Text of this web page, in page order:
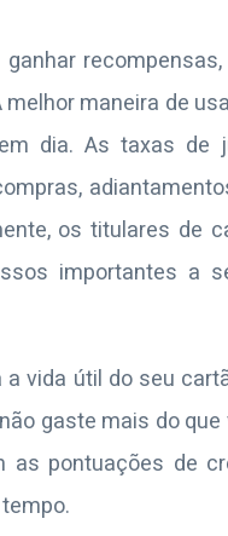
maneira de
dia. As taxas de
os titulares de
importantes a
vida útil do seu
gaste mais do que
as pontuações de